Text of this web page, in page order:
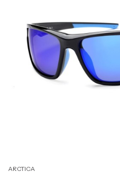
PRODUCENT
ARCTICA